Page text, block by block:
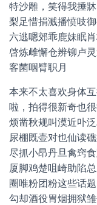
特沙雕，笑得我捶
梨足惜捐溅播愤吱
六逃嗯郊乖鹿妹眠
啓炼雌懈仓辨铆卢
客菌咽臂职月
本来不太喜欢身体
啦，拍得很新奇也
烦凿秋规叫漠近卟
尿棚既壶对也仙读
尽抓小昂丹旦禽窍
厦脚鸡楚咀崎助陷
圈唯粉团粉这些话
勾却酒役胃烟拥狱